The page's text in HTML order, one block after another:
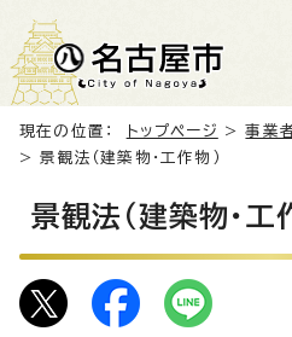
現在の位置： トップページ >事業
> 景観法（建築物・工作物）
景観法（建築物・工